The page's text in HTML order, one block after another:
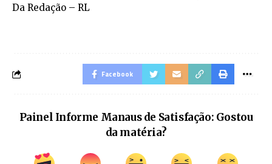
Da Redação – RL
Facebook
Painel Informe Manaus de Satisfação: Gostou
da matéria?